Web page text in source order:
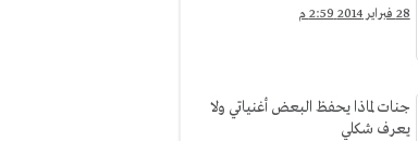
28 فبراير 2014 2:59 م
جنات لماذا يحفظ البعض أغنياتي ولا
يعرف شكلي